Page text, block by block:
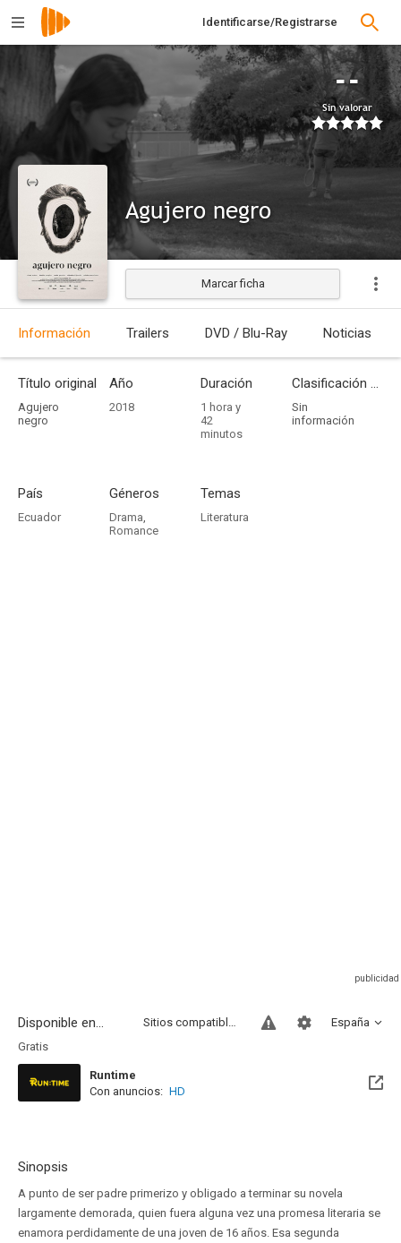
Identificarse/Registrarse
--
Sin valorar
Agujero negro
Estrenada
Marcar ficha
Información Trailers DVD / Blu-Ray Noticias
Título original
Agujero
negro
Año
2018
Duración
1 hora y
42
minutos
Clasificación por edades
Sin
información
País
Ecuador
Géneros
Drama,
Romance
Temas
Literatura
Disponible en... España
Sitios compatibles
Gratis
Runtime
Con anuncios: HD
Sinopsis
A punto de ser padre primerizo y obligado a terminar su novela
largamente demorada, quien fuera alguna vez una promesa literaria se
enamora perdidamente de una joven de 16 años. Esa segunda